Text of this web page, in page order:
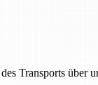
Transports über